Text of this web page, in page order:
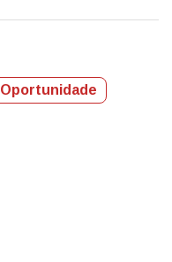
Oportunidade